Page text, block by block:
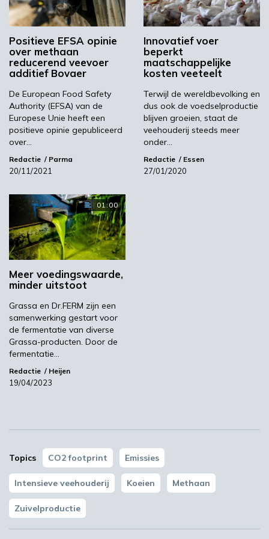
DSM verwacht dat dit eind 2020 of begin
2021 zal zijn.
DSM
Volgende
€ 2 miljoen voor verdere ontwikkeling Growfoam
Meest gelezen
YPACK project gestart in Spanje
‘Grote groeikansen Europese markt voor biobased
producten’
Positieve EFSA opinie
over methaan
reducerend veevoer
additief Bovaer
De European Food Safety
Authority (EFSA) van de
Europese Unie heeft een
positieve opinie gepubliceerd
over…
Redactie Parma
20/11/2021
Innovatief voer
beperkt
maatschappelijke
kosten veeteelt
Terwijl de wereldbevolking en
dus ook de voedselproductie
blijven groeien, staat de
veehouderij steeds meer
onder…
Redactie Essen
27/01/2020
01:00
Meer voedingswaarde,
minder uitstoot
Grassa en Dr.FERM zijn een
samenwerking gestart voor
de fermentatie van diverse
Grassa-producten. Door de
fermentatie…
Redactie Heijen
19/04/2023
Topics CO2 footprint Emissies
Intensieve veehouderij Koeien Methaan
Zuivelproductie